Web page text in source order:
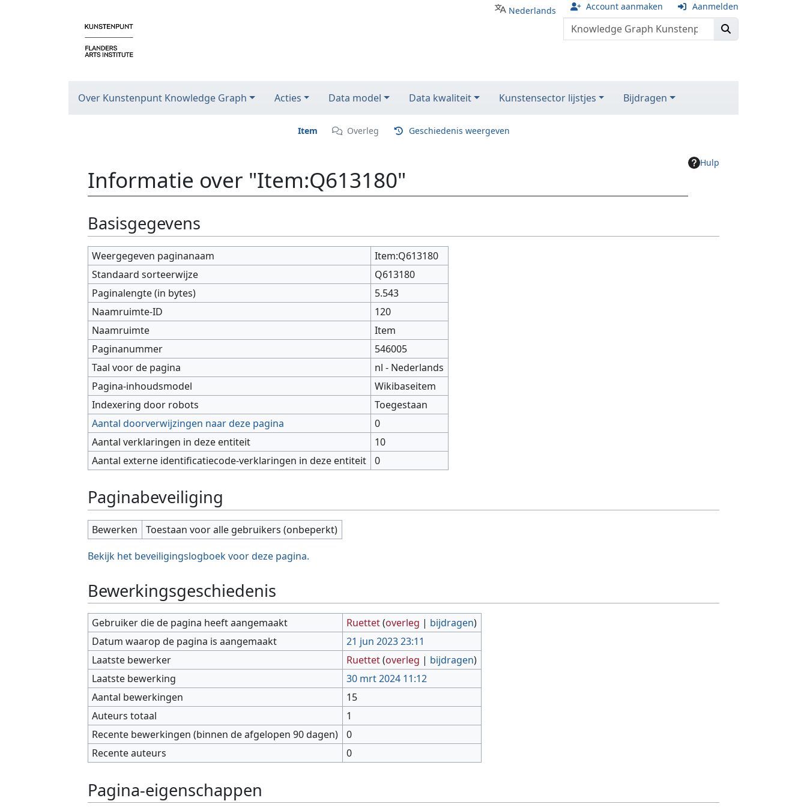
Nederlands Account aanmaken Aanmelden
Over Kunstenpunt Knowledge Graph Acties Data model Data kwaliteit Kunstensector lijstjes Bijdragen
Item Overleg Geschiedenis weergeven
Hulp
Informatie over "Item:Q613180"
Basisgegevens
Weergegeven paginanaam
Item:Q613180
Standaard sorteerwijze
Q613180
Paginalengte (in bytes)
5.543
Naamruimte-ID
120
Naamruimte
Item
Paginanummer
546005
Taal voor de pagina
nl - Nederlands
Pagina-inhoudsmodel
Wikibaseitem
Indexering door robots
Toegestaan
Aantal doorverwijzingen naar deze pagina
0
Aantal verklaringen in deze entiteit
10
Aantal externe identificatiecode-verklaringen in deze entiteit
0
Paginabeveiliging
Bewerken
Toestaan voor alle gebruikers (onbeperkt)
Bekijk het beveiligingslogboek voor deze pagina.
Bewerkingsgeschiedenis
Gebruiker die de pagina heeft aangemaakt Ruettet(overleg | bijdragen)
Datum waarop de pagina is aangemaakt
21 jun 2023 23:11
Laatste bewerker
Ruettet(overleg | bijdragen)
Laatste bewerking
30 mrt 2024 11:12
Aantal bewerkingen
15
Auteurs totaal
1
Recente bewerkingen (binnen de afgelopen 90 dagen)
0
Recente auteurs
0
Pagina-eigenschappen